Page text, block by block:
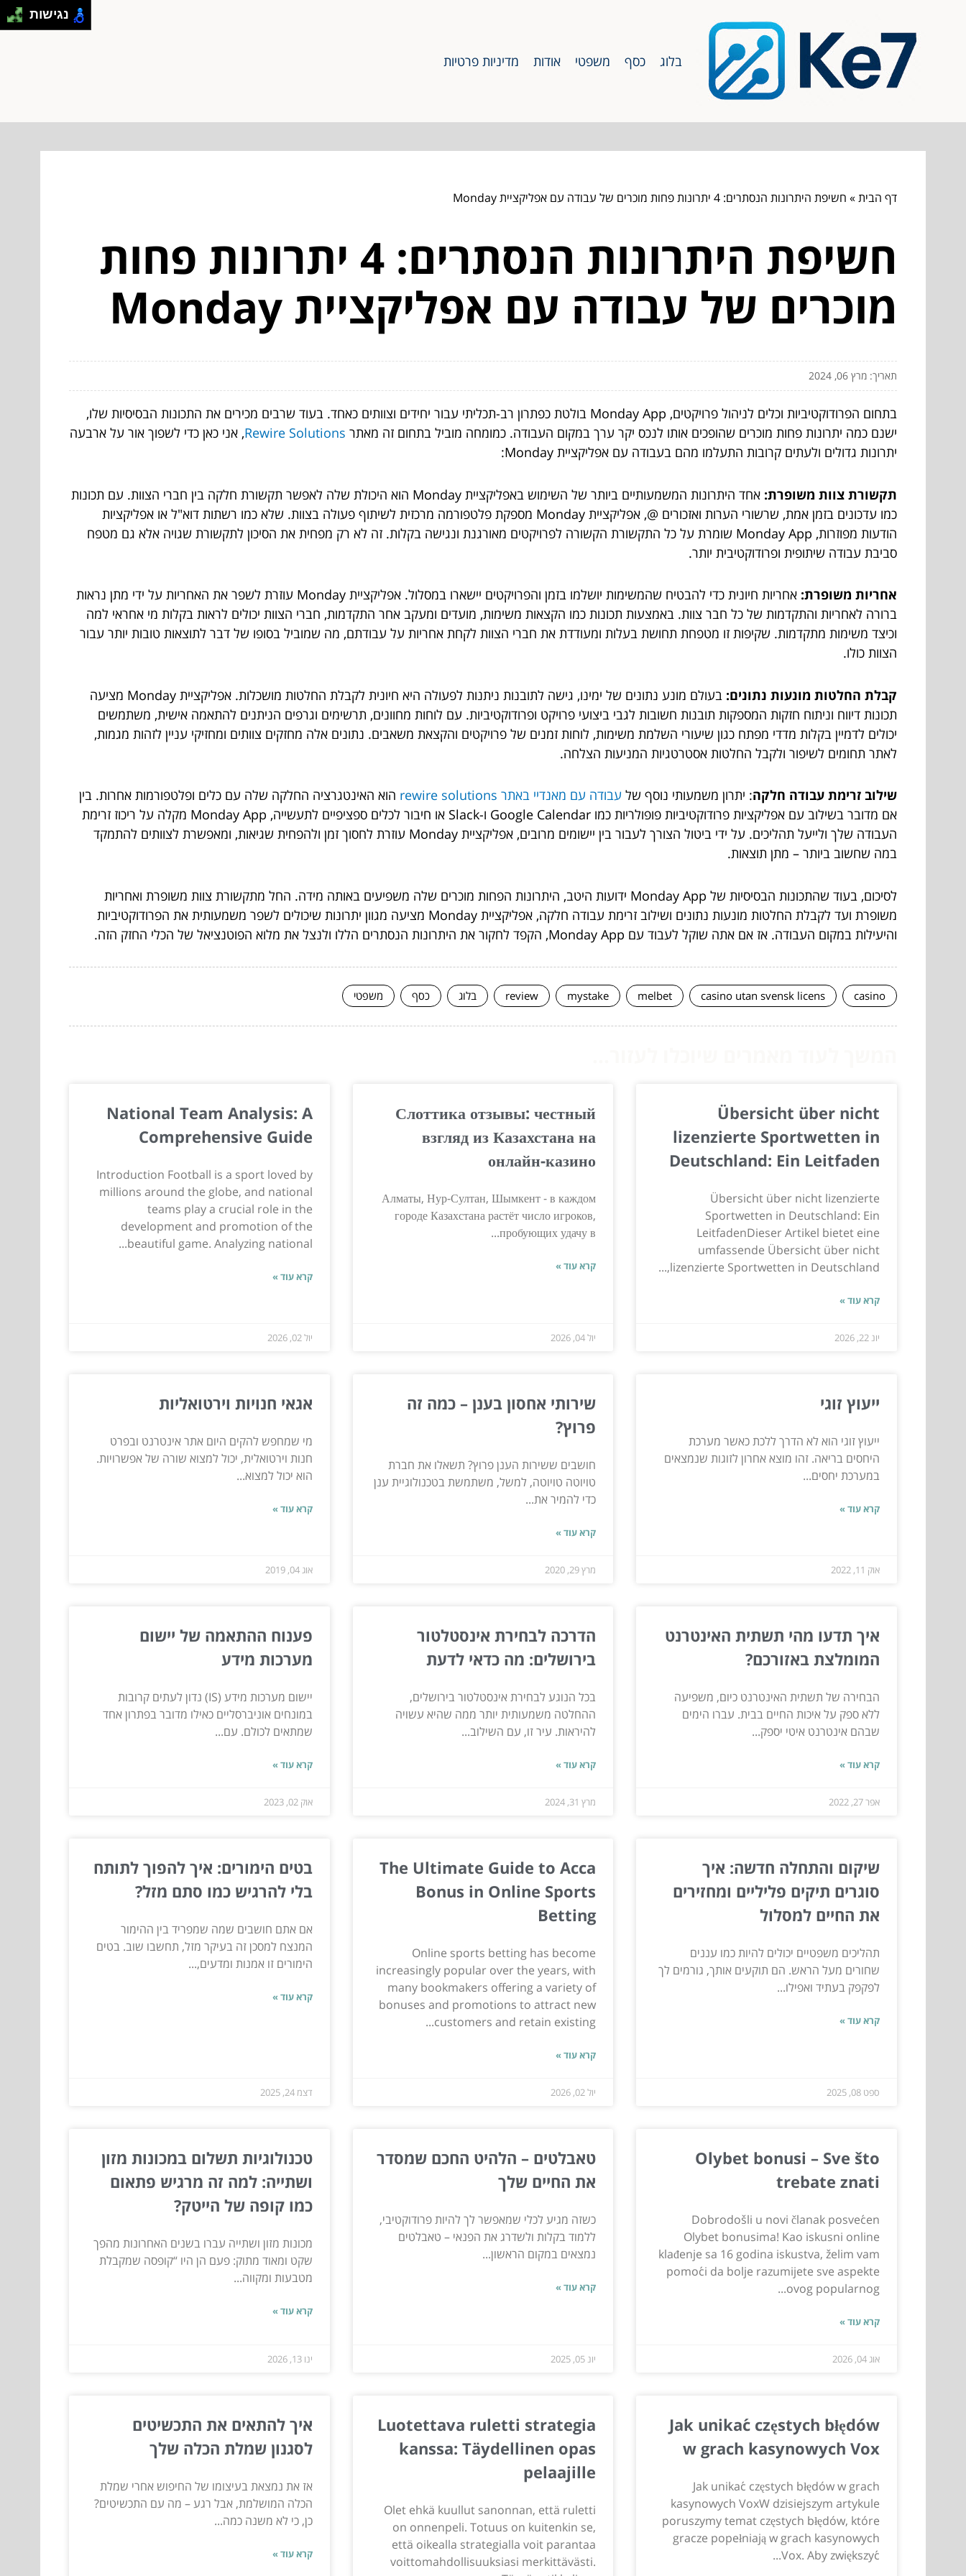
בלוג כסף משפטי אודות מדיניות פרטיות
דף הבית» חשיפת היתרונות הנסתרים: 4 יתרונות פחות מוכרים של עבודה עם אפליקציית Monday
חשיפת היתרונות הנסתרים: 4 יתרונות פחות
מוכרים של עבודה עם אפליקציית Monday
תאריך: מרץ 06, 2024
בתחום הפרודוקטיביות וכלים לניהול פרויקטים, Monday App בולטת כפתרון רב-תכליתי עבור יחידים וצוותים כאחד. בעוד שרבים מכירים את התכונות הבסיסיות שלו,
ישנם כמה יתרונות פחות מוכרים שהופכים אותו לנכס יקר ערך במקום העבודה. כמומחה מוביל בתחום זה מאתר Rewire Solutions, אני כאן כדי לשפוך אור על ארבעה
יתרונות גדולים ולעתים קרובות התעלמו מהם בעבודה עם אפליקציית Monday:
תקשורת צוות משופרת:
אחד היתרונות המשמעותיים ביותר של השימוש באפליקציית Monday הוא היכולת שלה לאפשר תקשורת חלקה בין חברי הצוות. עם תכונות
כמו עדכונים בזמן אמת, שרשורי הערות ואזכורים @, אפליקציית Monday מספקת פלטפורמה מרכזית לשיתוף פעולה בצוות. שלא כמו רשתות דוא"ל או אפליקציות
הודעות מפוזרות, Monday App שומרת על כל התקשורת הקשורה לפרויקטים מאורגנת ונגישה בקלות. זה לא רק מפחית את הסיכון לתקשורת שגויה אלא גם מטפח
סביבת עבודה שיתופית ופרודוקטיבית יותר.
אחריות משופרת:
אחריות חיונית כדי להבטיח שהמשימות יושלמו בזמן והפרויקטים יישארו במסלול. אפליקציית Monday עוזרת לשפר את האחריות על ידי מתן נראות
ברורה לאחריות והתקדמות של כל חבר צוות. באמצעות תכונות כמו הקצאות משימות, מועדים ומעקב אחר התקדמות, חברי הצוות יכולים לראות בקלות מי אחראי למה
וכיצד משימות מתקדמות. שקיפות זו מטפחת תחושת בעלות ומעודדת את חברי הצוות לקחת אחריות על עבודתם, מה שמוביל בסופו של דבר לתוצאות טובות יותר עבור
הצוות כולו.
קבלת החלטות מונעות נתונים:
בעולם מונע נתונים של ימינו, גישה לתובנות ניתנות לפעולה היא חיונית לקבלת החלטות מושכלות. אפליקציית Monday מציעה
תכונות דיווח וניתוח חזקות המספקות תובנות חשובות לגבי ביצועי פרויקט ופרודוקטיביות. עם לוחות מחוונים, תרשימים וגרפים הניתנים להתאמה אישית, משתמשים
יכולים לדמיין בקלות מדדי מפתח כגון שיעורי השלמת משימות, לוחות זמנים של פרויקטים והקצאת משאבים. נתונים אלה מחזקים צוותים ומחזיקי עניין לזהות מגמות,
לאתר תחומים לשיפור ולקבל החלטות אסטרטגיות המניעות הצלחה.
שילוב זרימת עבודה חלקה: יתרון משמעותי נוסף של עבודה עם מאנדיי באתר rewire solutions
הוא האינטגרציה החלקה שלה עם כלים ופלטפורמות אחרות. בין
אם מדובר בשילוב עם אפליקציות פרודוקטיביות פופולריות כמו Google Calendar ו-Slack או חיבור לכלים ספציפיים לתעשייה, Monday App מקלה על ריכוז זרימת
העבודה שלך ולייעל תהליכים. על ידי ביטול הצורך לעבור בין יישומים מרובים, אפליקציית Monday עוזרת לחסוך זמן ולהפחית שגיאות, ומאפשרת לצוותים להתמקד
במה שחשוב ביותר – מתן תוצאות.
לסיכום, בעוד שהתכונות הבסיסיות של Monday App ידועות היטב, היתרונות הפחות מוכרים שלה משפיעים באותה מידה. החל מתקשורת צוות משופרת ואחריות
משופרת ועד לקבלת החלטות מונעות נתונים ושילוב זרימת עבודה חלקה, אפליקציית Monday מציעה מגוון יתרונות שיכולים לשפר משמעותית את הפרודוקטיביות
והיעילות במקום העבודה. אז אם אתה שוקל לעבוד עם Monday App, הקפד לחקור את היתרונות הנסתרים הללו ולנצל את מלוא הפוטנציאל של הכלי החזק הזה.
casino
casino utan svensk licens
melbet
mystake
review בלוג כסף משפטי
Übersicht über nicht
lizenzierte Sportwetten in
Deutschland: Ein Leitfaden
Übersicht über nicht lizenzierte
Sportwetten in Deutschland: Ein
LeitfadenDieser Artikel bietet eine
umfassende Übersicht über nicht
lizenzierte Sportwetten in Deutschland,...
קרא עוד »
יונ 22, 2026
Слоттика отзывы: честный
взгляд из Казахстана на
онлайн-казино
Алматы, Нур-Султан, Шымкент - в каждом
городе Казахстана растёт число игроков,
пробующих удачу в...
קרא עוד »
יול 04, 2026
National Team Analysis: A
Comprehensive Guide
Introduction Football is a sport loved by
millions around the globe, and national
teams play a crucial role in the
development and promotion of the
beautiful game. Analyzing national...
קרא עוד »
יול 02, 2026
ייעוץ זוגי
ייעוץ זוגי הוא לא הדרך ללכת כאשר מערכת
היחסים בריאה. זהו מוצא אחרון לזוגות שנמצאים
במערכת יחסים...
קרא עוד »
אוק 11, 2022
שירותי אחסון בענן – כמה זה
פרוץ?
חושבים ששירות הענן פרוץ? תשאלו את חברת
טויוטה טויוטה, למשל, משתמשת בטכנולוגיית ענן
כדי להמיר את...
קרא עוד »
מרץ 29, 2020
אגאי חנויות וירטואליות
מי שמחפש להקים היום אתר אינטרנט ובפרט
חנות וירטואלית, יכול למצוא שורה של אפשרויות.
הוא יכול למצוא...
קרא עוד »
אוג 04, 2019
איך תדעו מהי תשתית האינטרנט
המומלצת באזורכם?
הבחירה של תשתית האינטרנט כיום, משפיעה
ללא ספק על איכות החיים בבית. עברו הימים
שבהם אינטרנט איטי יספק...
קרא עוד »
אפר 27, 2022
הדרכה לבחירת אינסטלטור
בירושלים: מה כדאי לדעת
בכל הנוגע לבחירת אינסטלטור בירושלים,
ההחלטה משמעותית יותר ממה שהיא עשויה
להיראות. עיר זו, עם השילוב...
קרא עוד »
מרץ 31, 2024
פענוח ההתאמה של יישום
מערכות מידע
יישום מערכות מידע (IS) נדון לעתים קרובות
במונחים אוניברסליים כאילו מדובר בפתרון אחד
שמתאים לכולם. עם...
קרא עוד »
אוק 02, 2023
שיקום והתחלה חדשה: איך
סוגרים תיקים פליליים ומחזירים
את החיים למסלול
תהליכים משפטיים יכולים להיות כמו עננים
שחורים מעל הראש. הם תוקעים אותך, גורמים לך
לפקפק בעתיד ואפילו...
קרא עוד »
ספט 08, 2025
The Ultimate Guide to Acca
Bonus in Online Sports
Betting
Online sports betting has become
increasingly popular over the years, with
many bookmakers offering a variety of
bonuses and promotions to attract new
customers and retain existing...
קרא עוד »
יול 02, 2026
בטים הימורים: איך להפוך לתותח
בלי להרגיש כמו סתם מזל?
אם אתם חושבים שמה שמפריד בין ההימור
המנצח למסכן זה בעיקר מזל, תחשבו שוב. בטים
הימורים זו אמנות ומדעים,...
קרא עוד »
דצמ 24, 2025
Olybet bonusi – Sve što
trebate znati
Dobrodošli u novi članak posvećen
Olybet bonusima! Kao iskusni online
klađenje sa 16 godina iskustva, želim vam
pomoći da bolje razumijete sve aspekte
ovog popularnog...
קרא עוד »
אוג 04, 2026
טאבלטים – הלהיט החכם שמסדר
את החיים שלך
כשזה מגיע לכלי שמאפשר לך להיות פרודוקטיבי,
ללמוד בקלות ולשדרג את הפנאי – טאבלטים
נמצאים במקום הראשון...
קרא עוד »
יונ 05, 2025
טכנולוגיות תשלום במכונות מזון
ושתייה: למה זה מרגיש פתאום
כמו קופה של הייטק?
מכונות מזון ושתייה עברו בשנים האחרונות מהפך
שקט ומאוד מתוק: פעם הן היו “קופסה שמקבלת
מטבעות ומקווה...
קרא עוד »
ינו 13, 2026
Jak unikać częstych błędów
w grach kasynowych Vox
Jak unikać częstych błędów w grach
kasynowych VoxW dzisiejszym artykule
poruszymy temat częstych błędów, które
gracze popełniają w grach kasynowych
Vox. Aby zwiększyć...
Luotettava ruletti strategia
kanssa: Täydellinen opas
pelaajille
Olet ehkä kuullut sanonnan, että ruletti
on onnenpeli. Totuus on kuitenkin se,
että oikealla strategialla voit parantaa
voittomahdollisuuksiasi merkittävästi.
איך להתאים את התכשיטים
לסגנון שמלת הכלה שלך
אז את נמצאת בעיצומו של החיפוש אחרי שמלת
הכלה המושלמת, אבל רגע – מה עם התכשיטים?
כן, כי לא משנה כמה...
קרא עוד »
נגישות